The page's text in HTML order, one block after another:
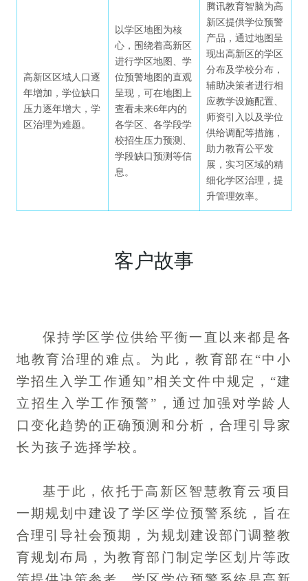
腾讯云互动白板
智聆口语评测解决方案
高校数据分析与智慧驾驶舱平台
K12智慧校园 校园IoT超级管家
服务类
高校智慧育人学工管理平台解决方案
高新区区域人口逐
年增加，学位缺口
压力逐年增大，学
区治理为难题。
以学区地图为核
心，围绕着高新区
进行学区地图、学
位预警地图的直观
呈现，可在地图上
查看未来6年内的
各学区、各学段学
校招生压力预测、
学段缺口预测等信
息。
腾讯教育智脑为高
新区提供学位预警
产品，通过地图呈
现出高新区的学区
分布及学校分布，
辅助决策者进行相
应教学设施配置、
师资引入以及学位
供给调配等措施，
助力教育公平发
展，实习区域的精
细化学区治理，提
升管理效率。
客户故事
保持学区学位供给平衡一直以来都是各
地教育治理的难点。为此，教育部在“中小
学招生入学工作通知”相关文件中规定，“建
立招生入学工作预警”，通过加强对学龄人
口变化趋势的正确预测和分析，合理引导家
长为孩子选择学校。
基于此，依托于高新区智慧教育云项目
一期规划中建设了学区学位预警系统，旨在
合理引导社会预期，为规划建设部门调整教
育规划布局，为教育部门制定学区划片等政